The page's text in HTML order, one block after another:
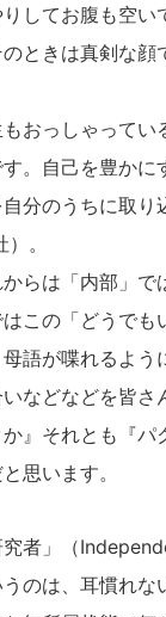
りしてお腹も空
ときは真剣な
おっしゃってい
。自己を豊か
分のうちに取
。
らは「内部」で
この「どうでも
語が喋れるよ
などなどを皆
』それとも『パ
思います。
者」（
うのは、耳慣れ